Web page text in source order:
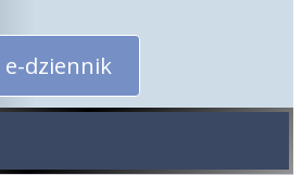
e-dziennik